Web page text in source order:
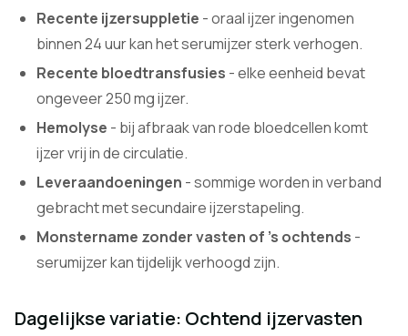
Recente ijzersuppletie - oraal ijzer ingenomen
binnen 24 uur kan het serumijzer sterk verhogen.
Recente bloedtransfusies - elke eenheid bevat
ongeveer 250 mg ijzer.
Hemolyse - bij afbraak van rode bloedcellen komt
ijzer vrij in de circulatie.
Leveraandoeningen - sommige worden in verband
gebracht met secundaire ijzerstapeling.
Monstername zonder vasten of 's ochtends -
serumijzer kan tijdelijk verhoogd zijn.
Dagelijkse variatie: Ochtend ijzervasten